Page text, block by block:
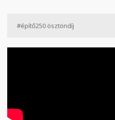
#építő250 ösztöndíj